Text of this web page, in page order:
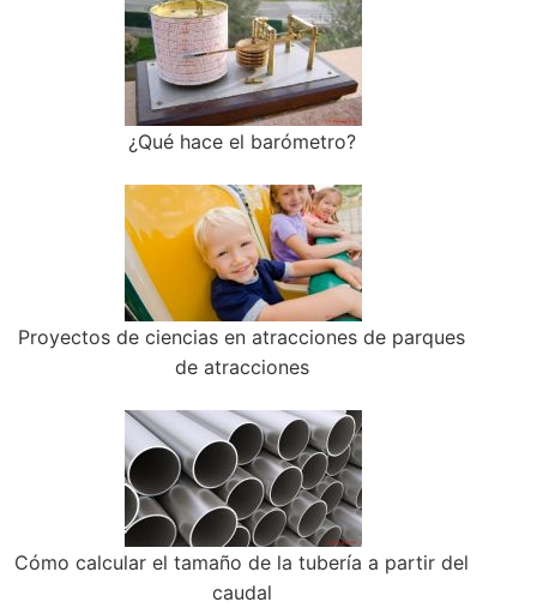
¿Qué hace el barómetro?
Proyectos de ciencias en atracciones de parques
de atracciones
Cómo calcular el tamaño de la tubería a partir del
caudal